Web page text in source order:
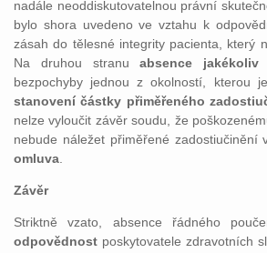
nadále neoddiskutovatelnou právní
bylo shora uvedeno ve vztahu k
zásah do tělesné integrity pacienta, který
Na druhou stranuabsence
bezpochyby jednou z okolností, kterou
stanovení částky přiměřeného
nelze vyloučit závěr soudu, že
nebude náležet přiměřené zadostiučinění
omluva
Závěr
Striktně vzato, absence řádného
odpovědnost poskytovatele zdravotních